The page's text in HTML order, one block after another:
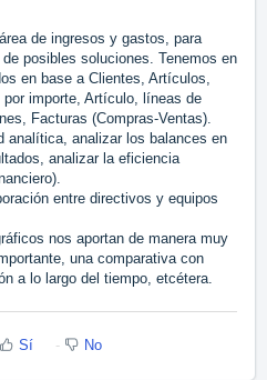
de ingresos y gastos, para
posibles soluciones. Tenemos en
en base a Clientes, Artículos,
importe, Artículo, líneas de
Facturas (Compras-Ventas).
analítica, analizar los balances en
analizar la eficiencia
entre directivos y equipos
nos aportan de manera muy
una comparativa con
a lo largo del tiempo, etcétera.
Sí No